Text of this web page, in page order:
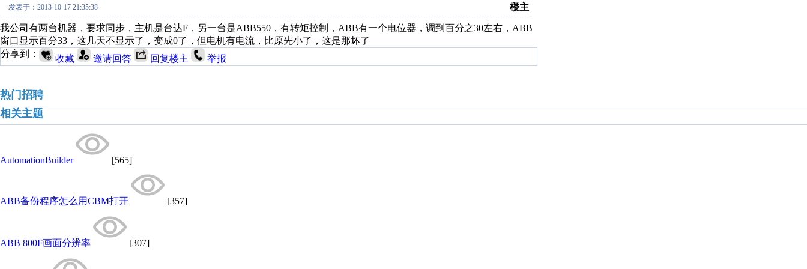
发表于：2013-10-17 21:35:38 楼主
我公司有两台机器，要求同步，主机是台达F，另一台是ABB550，有转矩控制，ABB有一个电位器，调到百分之30左右，ABB
窗口显示百分33，这几天不显示了，变成0了，但电机有电流，比原先小了，这是那坏了
分享到：
收藏 邀请回答 回复楼主 举报
热门招聘
相关主题
AutomationBuilder [565]
ABB备份程序怎么用CBM打开 [357]
ABB 800F画面分辨率 [307]